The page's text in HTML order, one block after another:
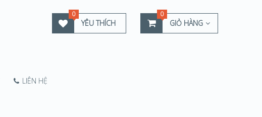
YÊU THÍCH
0
GIỎ HÀNG
0
LIÊN HỆ